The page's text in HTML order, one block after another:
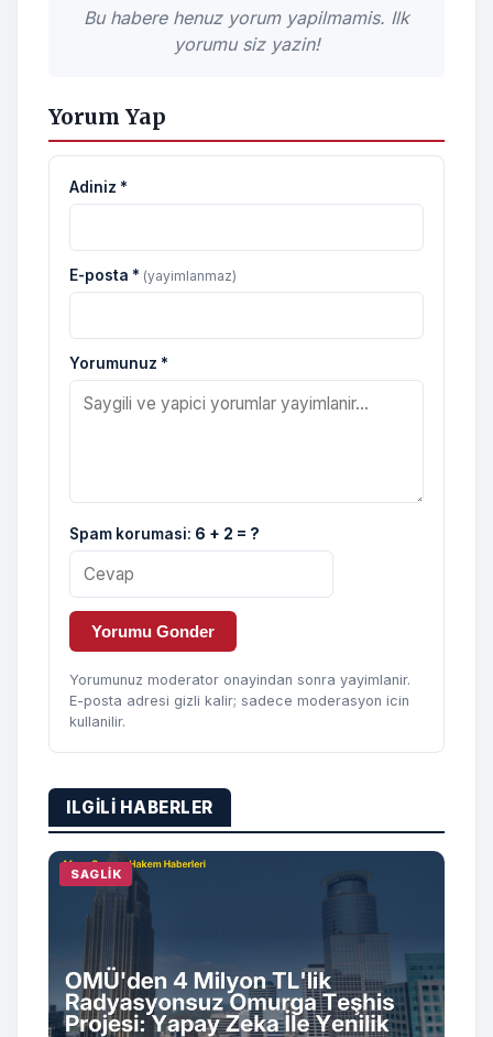
Bu habere henuz yorum yapilmamis. Ilk
yorumu siz yazin!
Yorum Yap
Adiniz *
E-posta * (yayimlanmaz)
Yorumunuz *
Spam korumasi: 6 + 2 = ?
Yorumu Gonder
Yorumunuz moderator onayindan sonra yayimlanir.
E-posta adresi gizli kalir; sadece moderasyon icin
kullanilir.
ILGILI HABERLER
SAGLIK